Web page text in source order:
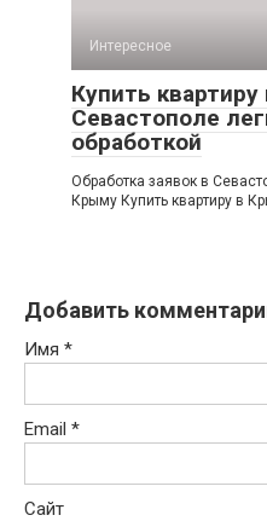
Интересное
Купить
Севастополе
обработкой
Обработка заявок в
Крыму Купить квартиру в
Добавить
Имя *
Email *
Сайт